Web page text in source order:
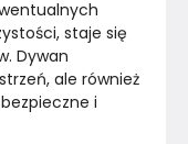
staje się
Dywan
ale również
i